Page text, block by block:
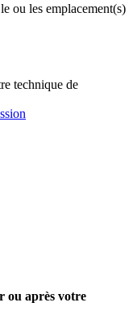
ou les emplacement(s)
technique de
ou après votre